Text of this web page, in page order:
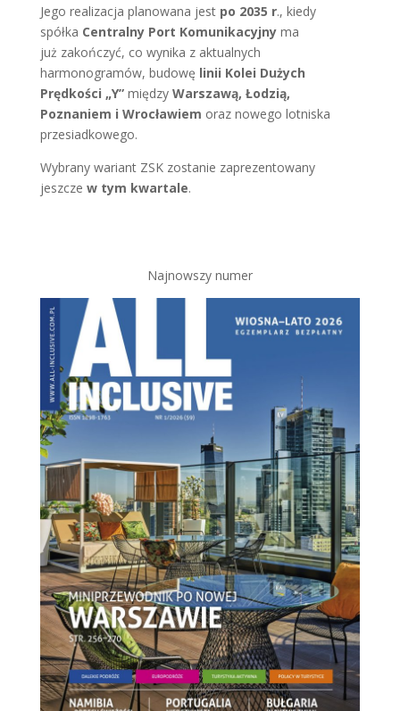
Jego realizacja planowana jest po 2035 r., kiedy
spółka Centralny Port Komunikacyjnyma
już zakończyć, co wynika z aktualnych
harmonogramów, budowę linii Kolei Dużych
Prędkości „Y”między Warszawą, Łodzią,
Poznaniem i Wrocławiem oraz nowego lotniska
przesiadkowego.
Wybrany wariant ZSK zostanie zaprezentowany
jeszcze w tym kwartale.
Najnowszy numer